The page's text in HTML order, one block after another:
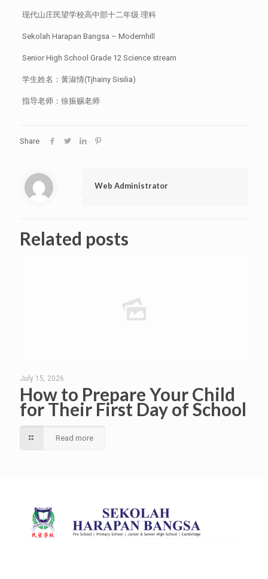
现代山庄民望学校高中部十二年级 理科
Sekolah Harapan Bangsa – Modernhill
Senior High School Grade 12 Science stream
学生姓名：黄淑情(Tjhainy Sisilia)
指导老师：徐振赐老师
Share
Web Administrator
Related posts
July 15, 2026
How to Prepare Your Child
for Their First Day of School
Read more